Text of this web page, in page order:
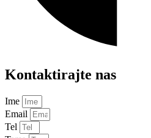
Kontaktirajte nas
Ime
Email
Tel